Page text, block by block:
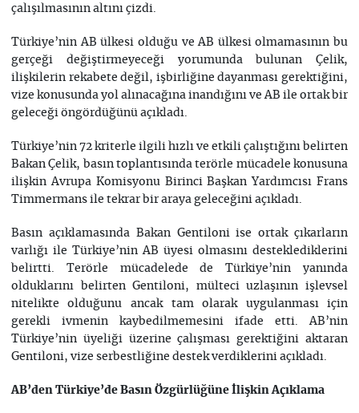
çalışılmasının altını çizdi.
Türkiye’nin AB ülkesi olduğu ve AB ülkesi olmamasının bu
gerçeği değiştirmeyeceği yorumunda bulunan Çelik,
ilişkilerin rekabete değil, işbirliğine dayanması gerektiğini,
vize konusunda yol alınacağına inandığını ve AB ile ortak bir
geleceği öngördüğünü açıkladı.
Türkiye’nin 72 kriterle ilgili hızlı ve etkili çalıştığını belirten
Bakan Çelik, basın toplantısında terörle mücadele konusuna
ilişkin Avrupa Komisyonu Birinci Başkan Yardımcısı Frans
Timmermans ile tekrar bir araya geleceğini açıkladı.
Basın açıklamasında Bakan Gentiloni ise ortak çıkarların
varlığı ile Türkiye’nin AB üyesi olmasını desteklediklerini
belirtti. Terörle mücadelede de Türkiye’nin yanında
olduklarını belirten Gentiloni, mülteci uzlaşının işlevsel
nitelikte olduğunu ancak tam olarak uygulanması için
gerekli ivmenin kaybedilmemesini ifade etti. AB’nin
Türkiye’nin üyeliği üzerine çalışması gerektiğini aktaran
Gentiloni, vize serbestliğine destek verdiklerini açıkladı.
AB’den Türkiye’de Basın Özgürlüğüne İlişkin Açıklama